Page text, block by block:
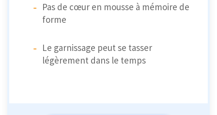
Pas de cœur en mousse à mémoire de
forme
Le garnissage peut se tasser
légèrement dans le temps